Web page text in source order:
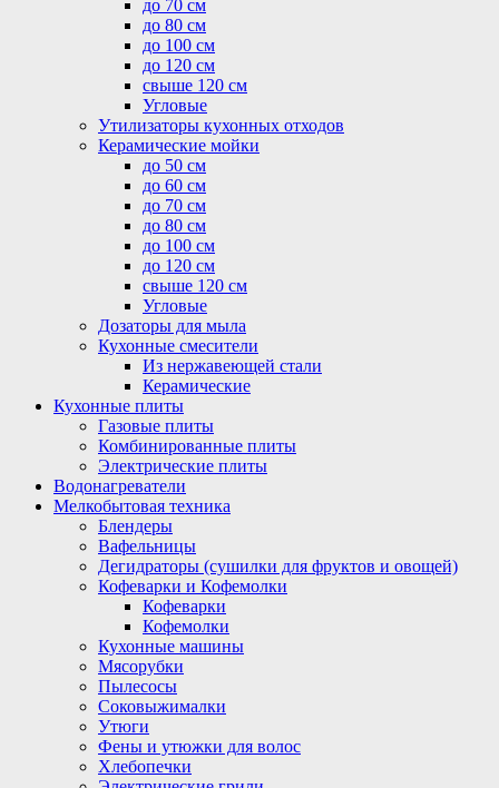
до 70 см
до 80 см
до 100 см
до 120 см
свыше 120 см
Угловые
Утилизаторы кухонных отходов
Керамические мойки
до 50 см
до 60 см
до 70 см
до 80 см
до 100 см
до 120 см
свыше 120 см
Угловые
Дозаторы для мыла
Кухонные смесители
Из нержавеющей стали
Керамические
Кухонные плиты
Газовые плиты
Комбинированные плиты
Электрические плиты
Водонагреватели
Мелкобытовая техника
Блендеры
Вафельницы
Дегидраторы (сушилки для фруктов и овощей)
Кофеварки и Кофемолки
Кофеварки
Кофемолки
Кухонные машины
Мясорубки
Пылесосы
Соковыжималки
Утюги
Фены и утюжки для волос
Хлебопечки